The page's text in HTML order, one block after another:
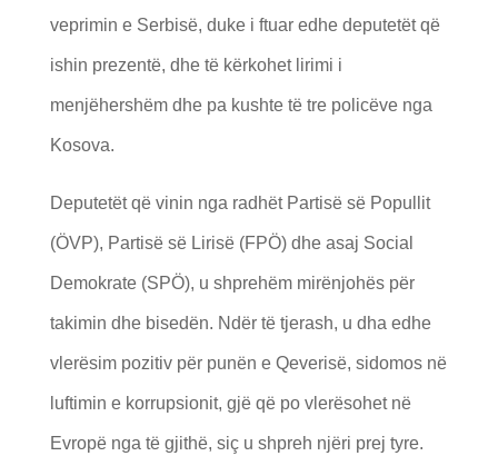
veprimin e Serbisë, duke i ftuar edhe deputetët që
ishin prezentë, dhe të kërkohet lirimi i
menjëhershëm dhe pa kushte të tre policëve nga
Kosova.
Deputetët që vinin nga radhët Partisë së Popullit
(ÖVP), Partisë së Lirisë (FPÖ) dhe asaj Social
Demokrate (SPÖ), u shprehëm mirënjohës për
takimin dhe bisedën. Ndër të tjerash, u dha edhe
vlerësim pozitiv për punën e Qeverisë, sidomos në
luftimin e korrupsionit, gjë që po vlerësohet në
Evropë nga të gjithë, siç u shpreh njëri prej tyre.